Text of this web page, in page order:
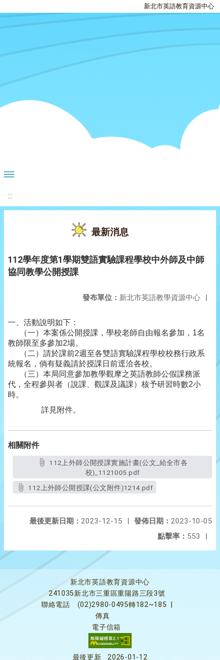
新北市英語教育資源中心
:::
最新消息
112學年度第1學期雙語實驗課程學校中外師及中師
協同教學公開授課
發布單位： 新北市英語教學資源中心 |
一、活動說明如下：
（一） 本案係公開授課， 學校老師自由報名參加， 1名
教師限至多參加2場。
（二） 請於課前2週至各雙語實驗課程學校校務行政系
統報名，倘有疑義請於授課日前逕洽各校。
（三） 本局同意參加教學觀摩之英語教師公假課務派
代，全程參與者（說課、觀課及議課）核予研習時數2小
時。
詳見附件。
相關附件
校)_1121005.pdf
112上外師公開授課(公文附件)1214.pdf
發佈日期： 2023-10-05
最後更新日期： 2023-12-15
|
點擊率： 553 |
新北市英語教育資源中心
241035新北市三重區重陽路三段3號
聯絡電話
(02)2980-0495轉182~185
傳真
電子信箱
最後更新 2026-01-12